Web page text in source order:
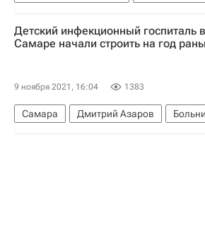
Жилье
Строительство
"Дом.РФ"
Россия
Земельные участки
Детский инфекционный госпиталь в
Самаре начали строить на год
9 ноября 2021, 16:04 1383
Самара Дмитрий Азаров
Коронавирус в России